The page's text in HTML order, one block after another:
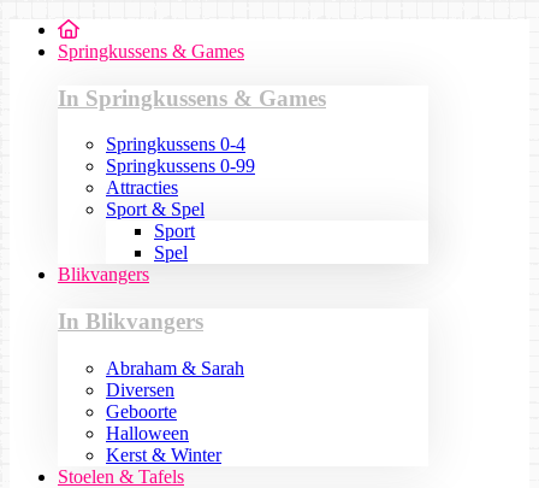
Springkussens & Games
In Springkussens & Games
Springkussens 0-4
Springkussens 0-99
Attracties
Sport & Spel
Sport
Spel
Blikvangers
In Blikvangers
Abraham & Sarah
Diversen
Geboorte
Halloween
Kerst & Winter
Stoelen & Tafels